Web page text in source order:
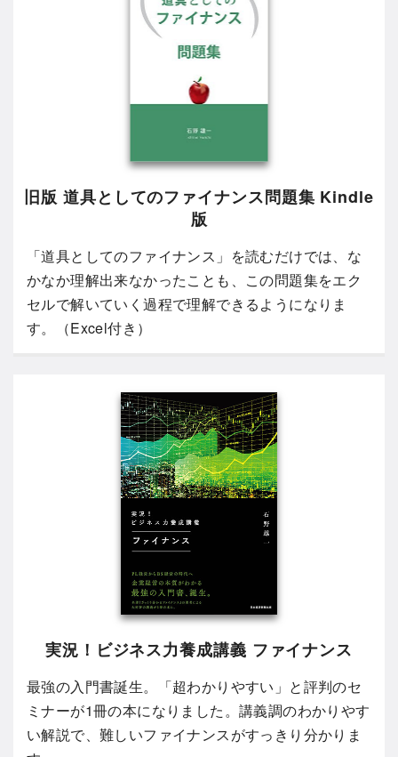
旧版 道具としてのファイナンス問題集 Kindle
版
「道具としてのファイナンス」を読むだけでは、な
かなか理解出来なかったことも、この問題集をエク
セルで解いていく過程で理解できるようになりま
す。（Excel付き）
実況！ビジネス力養成講義 ファイナンス
最強の入門書誕生。「超わかりやすい」と評判のセ
ミナーが1冊の本になりました。講義調のわかりやす
い解説で、難しいファイナンスがすっきり分かりま